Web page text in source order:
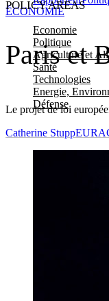
POLICY AREAS
Economie
Politique
Agriculture et
Santé
Technologies
Energie,
Défense
Paris et
Le projet de loi
ÉCONOMIE
Catherine Stupp